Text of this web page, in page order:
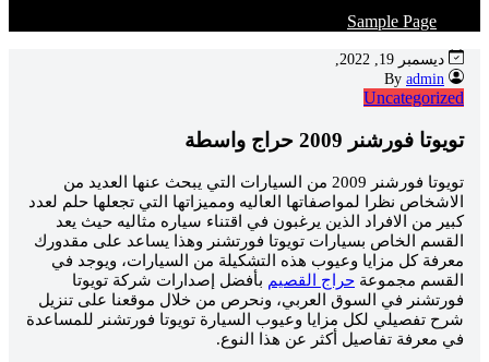
Sample Page
ديسمبر 19, 2022,
admin
Uncategorized
تويوتا فورشنر 2009 حراج واسطة
تويوتا فورشنر 2009 من السيارات التي يبحث عنها العديد من
الاشخاص نظرا لمواصفاتها العاليه ومميزاتها التي تجعلها حلم لعدد
كبير من الافراد الذين يرغبون في اقتناء سياره مثاليه حيث يعد
القسم الخاص بسيارات تويوتا فورتشنر وهذا يساعد على مقدورك
معرفة كل مزايا وعيوب هذه التشكيلة من السيارات، ويوجد في
القسم مجموعة حراج القصيم بأفضل إصدارات شركة تويوتا
فورتشنر في السوق العربي، ونحرص من خلال موقعنا على تنزيل
شرح تفصيلي لكل مزايا وعيوب السيارة تويوتا فورتشنر للمساعدة
في معرفة تفاصيل أكثر عن هذا النوع.